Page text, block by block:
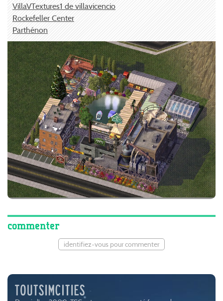
VillaVTextures1 de villavicencio
Rockefeller Center
Parthénon
commenter
identifiez-vous pour commenter